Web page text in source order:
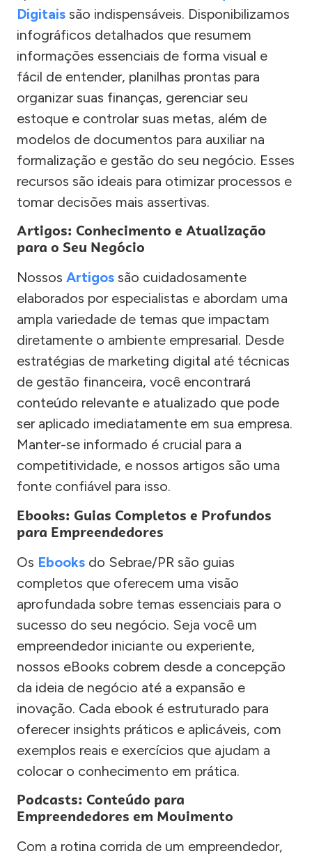
Digitais são indispensáveis. Disponibilizamos
infográficos detalhados que resumem
informações essenciais de forma visual e
fácil de entender, planilhas prontas para
organizar suas finanças, gerenciar seu
estoque e controlar suas metas, além de
modelos de documentos para auxiliar na
formalização e gestão do seu negócio. Esses
recursos são ideais para otimizar processos e
tomar decisões mais assertivas.
Artigos: Conhecimento e Atualização
para o Seu Negócio
Nossos Artigos são cuidadosamente
elaborados por especialistas e abordam uma
ampla variedade de temas que impactam
diretamente o ambiente empresarial. Desde
estratégias de marketing digital até técnicas
de gestão financeira, você encontrará
conteúdo relevante e atualizado que pode
ser aplicado imediatamente em sua empresa.
Manter-se informado é crucial para a
competitividade, e nossos artigos são uma
fonte confiável para isso.
Ebooks: Guias Completos e Profundos
para Empreendedores
Os Ebooks do Sebrae/PR são guias
completos que oferecem uma visão
aprofundada sobre temas essenciais para o
sucesso do seu negócio. Seja você um
empreendedor iniciante ou experiente,
nossos eBooks cobrem desde a concepção
da ideia de negócio até a expansão e
inovação. Cada ebook é estruturado para
oferecer insights práticos e aplicáveis, com
exemplos reais e exercícios que ajudam a
colocar o conhecimento em prática.
Podcasts: Conteúdo para
Empreendedores em Movimento
Com a rotina corrida de um empreendedor,